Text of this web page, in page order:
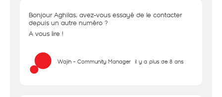
Bonjour Aghilas, avez-vous essayé de le contacter
depuis un autre numéro ?
A vous lire !
Wajih - Community Manager il y a plus de 8 ans